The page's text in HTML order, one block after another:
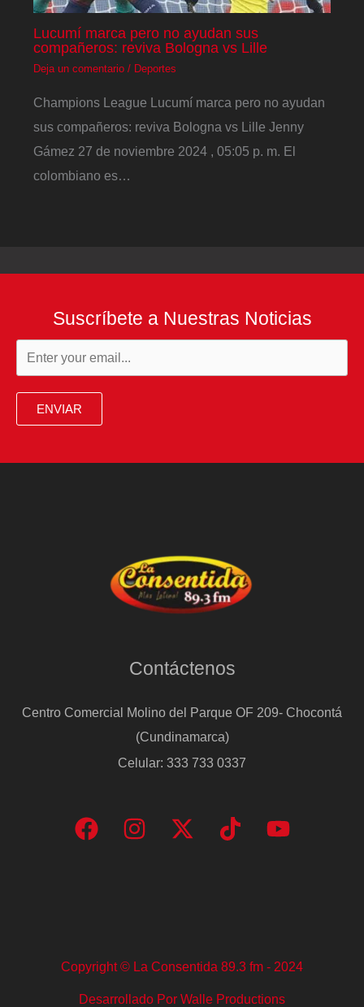
Lucumí marca pero no ayudan sus
compañeros: reviva Bologna vs Lille
Deja un comentario / Deportes
Champions League Lucumí marca pero no ayudan
sus compañeros: reviva Bologna vs Lille Jenny
Gámez 27 de noviembre 2024 , 05:05 p. m. El
colombiano es…
Suscríbete a Nuestras Noticias
ENVIAR
Contáctenos
Centro Comercial Molino del Parque OF 209- Chocontá
(Cundinamarca)
Celular: 333 733 0337
Copyright © La Consentida 89.3 fm - 2024
Desarrollado Por Walle Productions